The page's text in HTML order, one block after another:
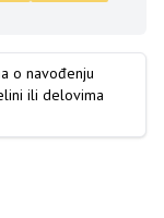
o navođenju
ili delovima